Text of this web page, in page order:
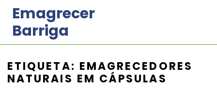
content
Emagrecer
Barriga
ETIQUETA: EMAGRECEDORES
NATURAIS EM CÁPSULAS